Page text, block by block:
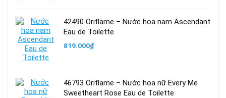
42490 Oriflame – Nước hoa nam Ascendant
Eau de Toilette
819.000₫
46793 Oriflame – Nước hoa nữ Every Me
Sweetheart Rose Eau de Toilette